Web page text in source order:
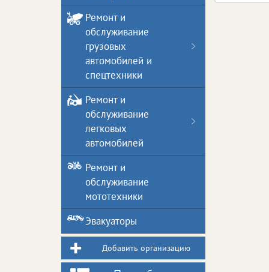
Ремонт и
обслуживание
грузовых
автомобилей и
спецтехники
Ремонт и
обслуживание
легковых
автомобилей
Ремонт и
обслуживание
мототехники
Эвакуаторы
Добавить организацию